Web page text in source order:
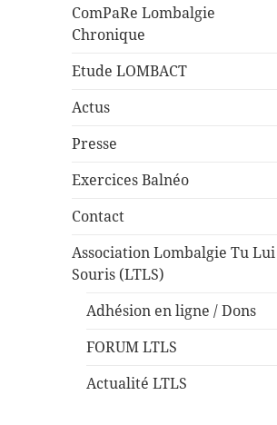
ComPaRe Lombalgie
Chronique
Etude LOMBACT
Actus
Presse
Exercices Balnéo
Contact
Association Lombalgie Tu Lui
Souris (LTLS)
Adhésion en ligne / Dons
FORUM LTLS
Actualité LTLS